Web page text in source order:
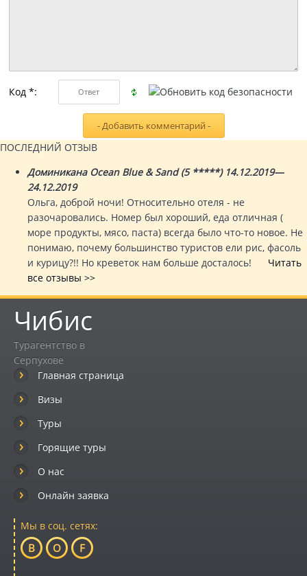
Код *:
ПОСЛЕДНИЙ ОТЗЫВ
Доминикана Ocean Blue & Sand (5 *****) 14.12.2019—
24.12.2019
Ольга, доброй ночи! Относительно отеля - не
разочаровались. Номер был хороший, еда отличная (
море продукты, мясо, паста) всегда было что-то новое. Не
понимаю, почему большинство туристов ели рис, фасоль
и курицу?!! Но креветок нам больше досталось! Читать
все отзывы >>
Чибис
Турагентство в
Серпухове
Главная страница
Визы
Туры
Горящие туры
О нас
Онлайн заявка
Мы в соц. сетях:
B O F